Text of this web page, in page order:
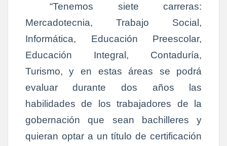
“Tenemos siete carreras:
Mercadotecnia, Trabajo Social,
Informática, Educación Preescolar,
Educación Integral, Contaduría,
Turismo, y en estas áreas se podrá
evaluar durante dos años las
habilidades de los trabajadores de la
gobernación que sean bachilleres y
quieran optar a un título de certificación